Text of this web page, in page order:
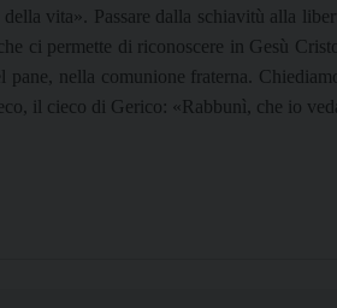
vita». Passare dalla schiavitù alla
ci permette di riconoscere in Gesù
pane, nella comunione fraterna.
il cieco di Gerico: «Rabbunì, che io